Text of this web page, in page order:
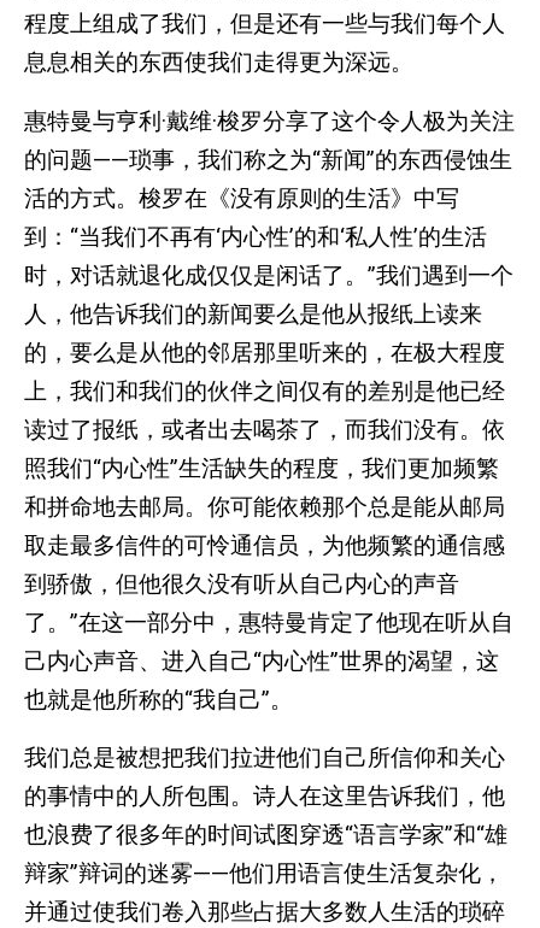
程度上组成了我们，但是还有一些与我们每个人
息息相关的东西使我们走得更为深远。
惠特曼与亨利·戴维·梭罗分享了这个令人极为关注
的问题——琐事，我们称之为“新闻”的东西侵蚀生
活的方式。梭罗在《没有原则的生活》中写
到：“当我们不再有‘内心性’的和‘私人性’的生活
时，对话就退化成仅仅是闲话了。”我们遇到一个
人，他告诉我们的新闻要么是他从报纸上读来
的，要么是从他的邻居那里听来的，在极大程度
上，我们和我们的伙伴之间仅有的差别是他已经
读过了报纸，或者出去喝茶了，而我们没有。依
照我们“内心性”生活缺失的程度，我们更加频繁
和拼命地去邮局。你可能依赖那个总是能从邮局
取走最多信件的可怜通信员，为他频繁的通信感
到骄傲，但他很久没有听从自己内心的声音
了。”在这一部分中，惠特曼肯定了他现在听从自
己内心声音、进入自己“内心性”世界的渴望，这
也就是他所称的“我自己”。
我们总是被想把我们拉进他们自己所信仰和关心
的事情中的人所包围。诗人在这里告诉我们，他
也浪费了很多年的时间试图穿透“语言学家”和“雄
辩家”辩词的迷雾——他们用语言使生活复杂化，
并通过使我们卷入那些占据大多数人生活的琐碎